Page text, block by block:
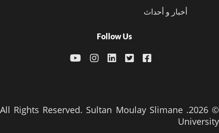
أخبار و أحداث
Follow Us
© 2026. All Rights Reserved. Sultan Moulay Slimane
University